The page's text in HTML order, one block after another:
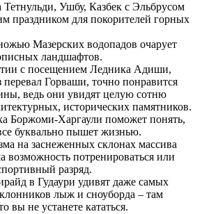
Ушбу, Казбек с Эльбрусом
праздником для покорителей горных
Мазерских водопадов очарует
ландшафтов.
с посещением Ледника Адиши,
перевал Горваши, точно понравится
ведь они увидят целую сотню
исторических памятников.
Боржоми-Харгаули поможет понять,
буквально пышет жизнью.
на заснеженных склонах массива
возможность потренироваться или
разряд.
в Гудаури удивят даже самых
лыж и сноуборда – там
вы не устанете кататься.